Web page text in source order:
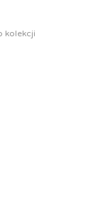
kolekcji